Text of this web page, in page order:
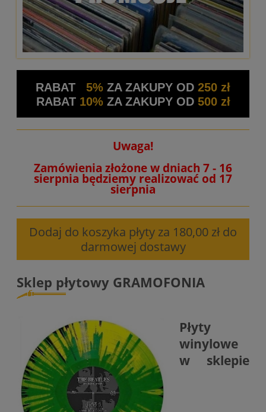
RABAT 5% ZA ZAKUPY OD 250 zł
RABAT 10%ZA ZAKUPY OD 500 zł
Uwaga!
Zamówienia złożone w dniach 7 - 16
sierpnia będziemy realizować od 17
sierpnia
Dodaj do koszyka płyty za 180,00 zł do
darmowej dostawy
Sklep płytowy GRAMOFONIA
Płyty
winylowe
w sklepie